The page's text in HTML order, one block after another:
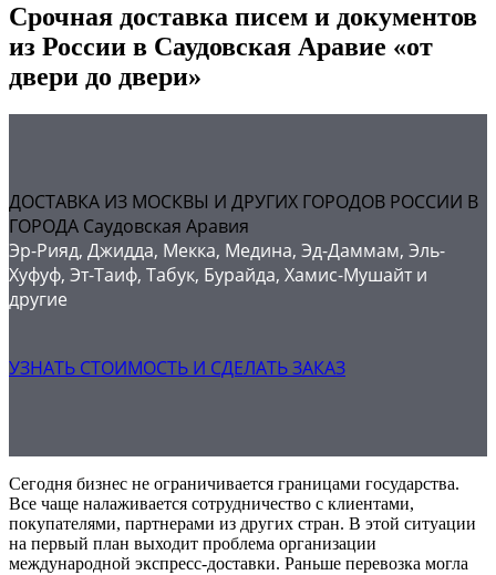
Срочная доставка писем и документов
из России в Саудовская Аравие «от
двери до двери»
ДОСТАВКА ИЗ МОСКВЫ И ДРУГИХ ГОРОДОВ РОССИИ В
ГОРОДА Саудовская Аравия
Эр-Рияд, Джидда, Мекка, Медина, Эд-Даммам, Эль-
Хуфуф, Эт-Таиф, Табук, Бурайда, Хамис-Мушайт и
другие
УЗНАТЬ СТОИМОСТЬ И СДЕЛАТЬ ЗАКАЗ
Сегодня бизнес не ограничивается границами государства.
Все чаще налаживается сотрудничество с клиентами,
покупателями, партнерами из других стран. В этой ситуации
на первый план выходит проблема организации
международной экспресс-доставки. Раньше перевозка могла